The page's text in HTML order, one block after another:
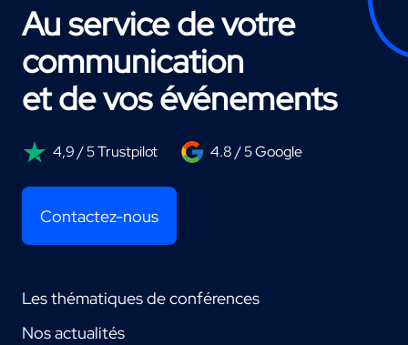
Au service de votre
communication
et de vos événements
4,9 / 5 Trustpilot 4.8 / 5 Google
Contactez-nous
Les thématiques de conférences
Nos actualités